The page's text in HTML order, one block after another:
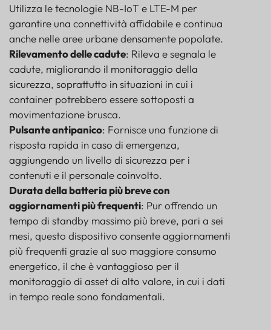
Utilizza le tecnologie NB-IoT e LTE-M per
garantire una connettività affidabile e continua
anche nelle aree urbane densamente popolate.
Rilevamento delle cadute: Rileva e segnala le
cadute, migliorando il monitoraggio della
sicurezza, soprattutto in situazioni in cui i
container potrebbero essere sottoposti a
movimentazione brusca.
Pulsante antipanico: Fornisce una funzione di
risposta rapida in caso di emergenza,
aggiungendo un livello di sicurezza per i
contenuti e il personale coinvolto.
Durata della batteria più breve con
aggiornamenti più frequenti: Pur offrendo un
tempo di standby massimo più breve, pari a sei
mesi, questo dispositivo consente aggiornamenti
più frequenti grazie al suo maggiore consumo
energetico, il che è vantaggioso per il
monitoraggio di asset di alto valore, in cui i dati
in tempo reale sono fondamentali.